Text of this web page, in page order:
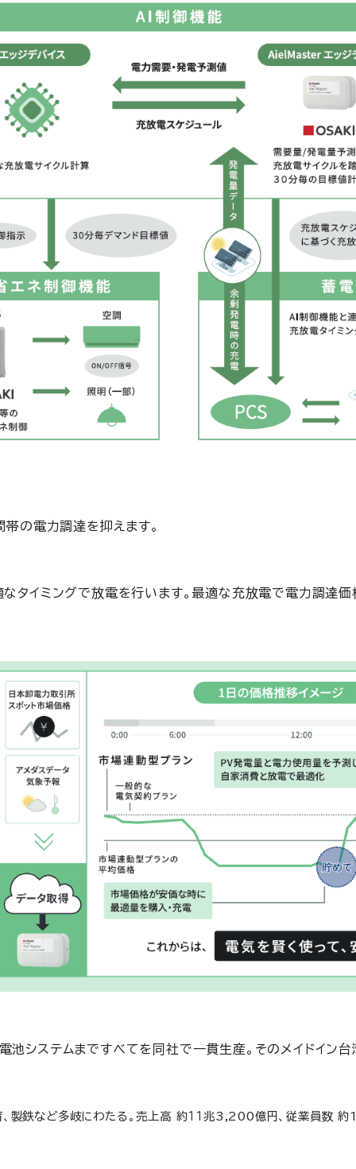
の電力調達を抑えます。
イミングで放電を行います。最適な充放電で電力調達価
ステムまですべてを同社で一貫生産。そのメイドイン
育、製鉄など多岐にわたる。売上高 約１１兆3,200億円、従業